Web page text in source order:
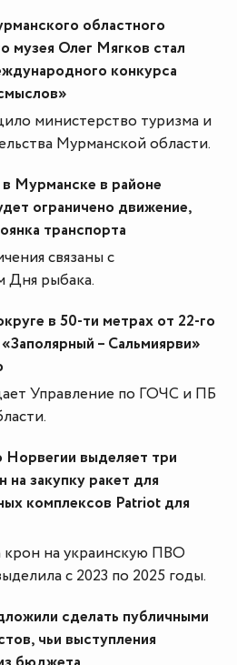
областного
музея Олег Мягков стал
конкурса
министерство туризма и
Мурманской области.
в Мурманске в районе
ограничено движение,
транспорта
связаны с
Дня рыбака.
в 50-ти метрах от 22-го
– Сальмиярви»
Управление по ГОЧС и ПБ
Норвегии выделяет три
на закупку ракет для
комплексов Patriot для
крон на украинскую ПВО
с 2023 по 2025 годы.
сделать публичными
чьи выступления